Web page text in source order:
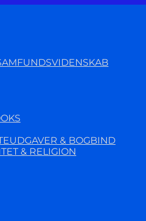
& BOGBIND
& RELIGION